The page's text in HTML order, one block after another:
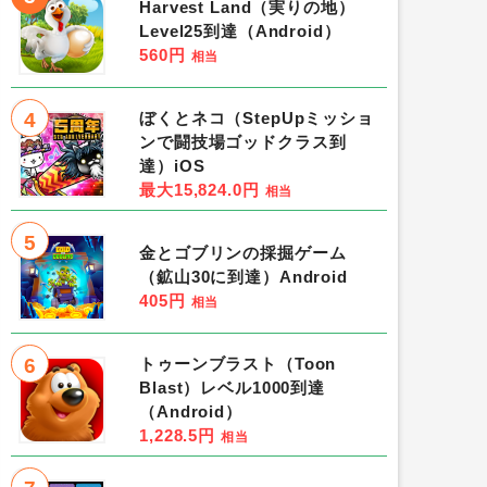
Harvest Land（実りの地）
Level25到達（Android）
560円 相当
4
ぼくとネコ（StepUpミッショ
ンで闘技場ゴッドクラス到
達）iOS
最大15,824.0円 相当
5
金とゴブリンの採掘ゲーム
（鉱山30に到達）Android
405円 相当
6
トゥーンブラスト（Toon
Blast）レベル1000到達
（Android）
1,228.5円 相当